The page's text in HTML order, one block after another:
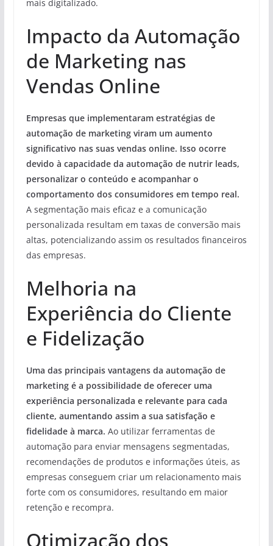
mais digitalizado.
Impacto da Automação
de Marketing nas
Vendas Online
Empresas que implementaram estratégias de
automação de marketing viram um aumento
significativo nas suas vendas online. Isso ocorre
devido à capacidade da automação de nutrir leads,
personalizar o conteúdo e acompanhar o
comportamento dos consumidores em tempo real.
A segmentação mais eficaz e a comunicação
personalizada resultam em taxas de conversão mais
altas, potencializando assim os resultados financeiros
das empresas.
Melhoria na
Experiência do Cliente
e Fidelização
Uma das principais vantagens da automação de
marketing é a possibilidade de oferecer uma
experiência personalizada e relevante para cada
cliente, aumentando assim a sua satisfação e
fidelidade à marca. Ao utilizar ferramentas de
automação para enviar mensagens segmentadas,
recomendações de produtos e informações úteis, as
empresas conseguem criar um relacionamento mais
forte com os consumidores, resultando em maior
retenção e recompra.
Otimização dos